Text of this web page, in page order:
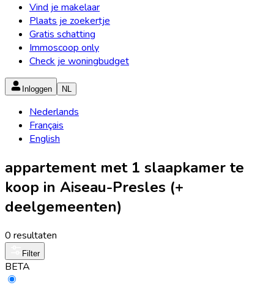
Vind je makelaar
Plaats je zoekertje
Gratis schatting
Immoscoop only
Check je woningbudget
Inloggen NL
Nederlands
Français
English
appartement met 1 slaapkamer te
koop in Aiseau-Presles (+
deelgemeenten)
0 resultaten
Filter
BETA